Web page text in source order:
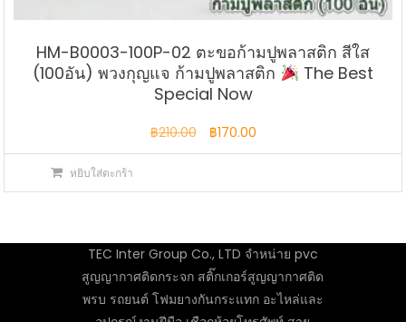
HM-B0003-100P-02 ตะขอก้ามปูพลาสติก สีใส
(100อัน) พวงกุญแจ ก้ามปูพลาสติก
The Best
Special Now
฿210.00
Original
price
฿170.00Current
price
หยิบใส่ตะกร้า
TEC Inter Group Co., LTD จำหน่าย pvc
สูญญากาศติดกระจก สติ๊กเกอร์สูญญากาศติด
พรบ รถยนต์ โฟมยางกันกระแทก อะไหล่และ